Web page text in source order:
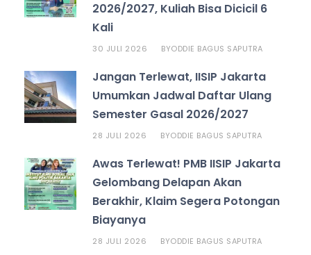
2026/2027, Kuliah Bisa Dicicil 6
Kali
30 JULI 2026 BYODDIE BAGUS SAPUTRA
Jangan Terlewat, IISIP Jakarta
Umumkan Jadwal Daftar Ulang
Semester Gasal 2026/2027
28 JULI 2026 BYODDIE BAGUS SAPUTRA
Awas Terlewat! PMB IISIP Jakarta
Gelombang Delapan Akan
Berakhir, Klaim Segera Potongan
Biayanya
28 JULI 2026 BYODDIE BAGUS SAPUTRA